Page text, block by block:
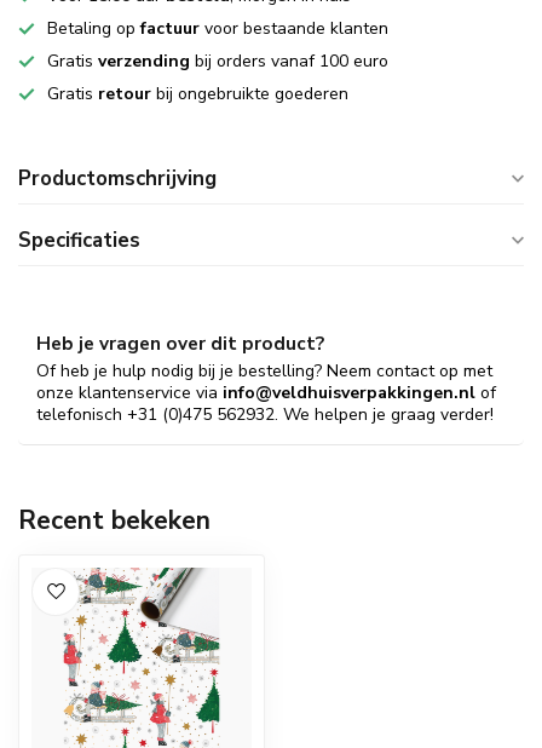
Betaling opfactuur voor bestaande klanten
Gratis verzending bij orders vanaf 100 euro
Gratis retour bij ongebruikte goederen
Productomschrijving
Specificaties
Heb je vragen over dit product?
Of heb je hulp nodig bij je bestelling? Neem contact op met
onze klantenservice via info@veldhuisverpakkingen.nl of
telefonisch +31 (0)475 562932. We helpen je graag verder!
Recent bekeken